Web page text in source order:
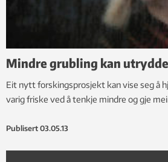
Mindre grubling kan
Eit nytt forskingsprosjekt kan vise seg å
varig friske ved å tenkje mindre og gje
Publisert 03.05.13